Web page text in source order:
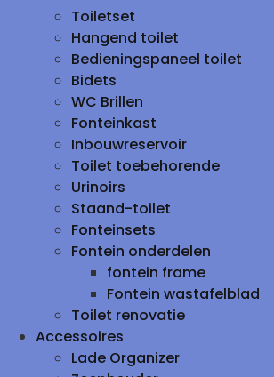
Toiletset
Hangend toilet
Bedieningspaneel toilet
Bidets
WC Brillen
Fonteinkast
Inbouwreservoir
Toilet toebehorende
Urinoirs
Staand-toilet
Fonteinsets
Fontein onderdelen
fontein frame
Fontein wastafelblad
Toilet renovatie
Accessoires
Lade Organizer